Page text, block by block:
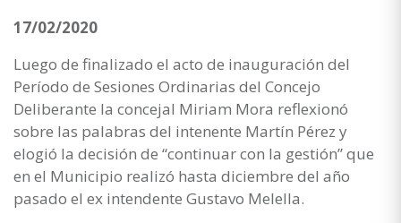
17/02/2020
Luego de finalizado el acto de inauguración del
Período de Sesiones Ordinarias del Concejo
Deliberante la concejal Miriam Mora reflexionó
sobre las palabras del intenente Martín Pérez y
elogió la decisión de “continuar con la gestión” que
en el Municipio realizó hasta diciembre del año
pasado el ex intendente Gustavo Melella.